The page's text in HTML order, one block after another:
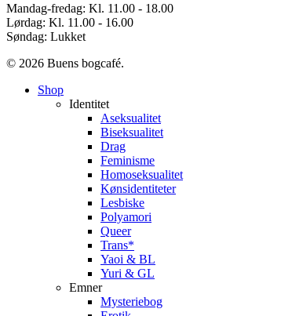
Mandag-fredag: Kl. 11.00 - 18.00
Lørdag: Kl. 11.00 - 16.00
Søndag: Lukket
© 2026 Buens bogcafé.
Close
Shop
Identitet
Aseksualitet
Biseksualitet
Drag
Feminisme
Homoseksualitet
Kønsidentiteter
Lesbiske
Polyamori
Queer
Trans*
Yaoi & BL
Yuri & GL
Emner
Mysteriebog